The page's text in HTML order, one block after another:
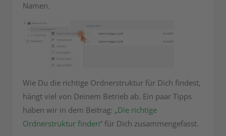
Namen.
Wie Du die richtige Ordnerstruktur für Dich findest,
hängt viel von Deinem Betrieb ab. Ein paar Tipps
haben wir in dem Beitrag: „Die richtige
Ordnerstruktur finden“ für Dich zusammengefasst.